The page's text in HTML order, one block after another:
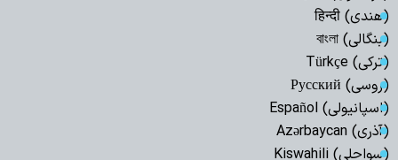
(هندی) हिन्दी
(بنگالی) বাংলা
(ترکی) Türkçe
(روسی) Русский
(اسپانیولی) Español
(آذری) Azərbaycan
(سواحلی) Kiswahili